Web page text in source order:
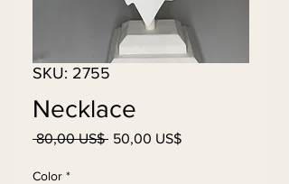
SKU: 2755
Necklace
80,00 US$ Precio
50,00 US$Precio
Color *